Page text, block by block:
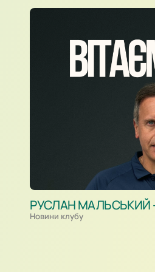
РУСЛАН МАЛЬСЬКИЙ
Новини клубу